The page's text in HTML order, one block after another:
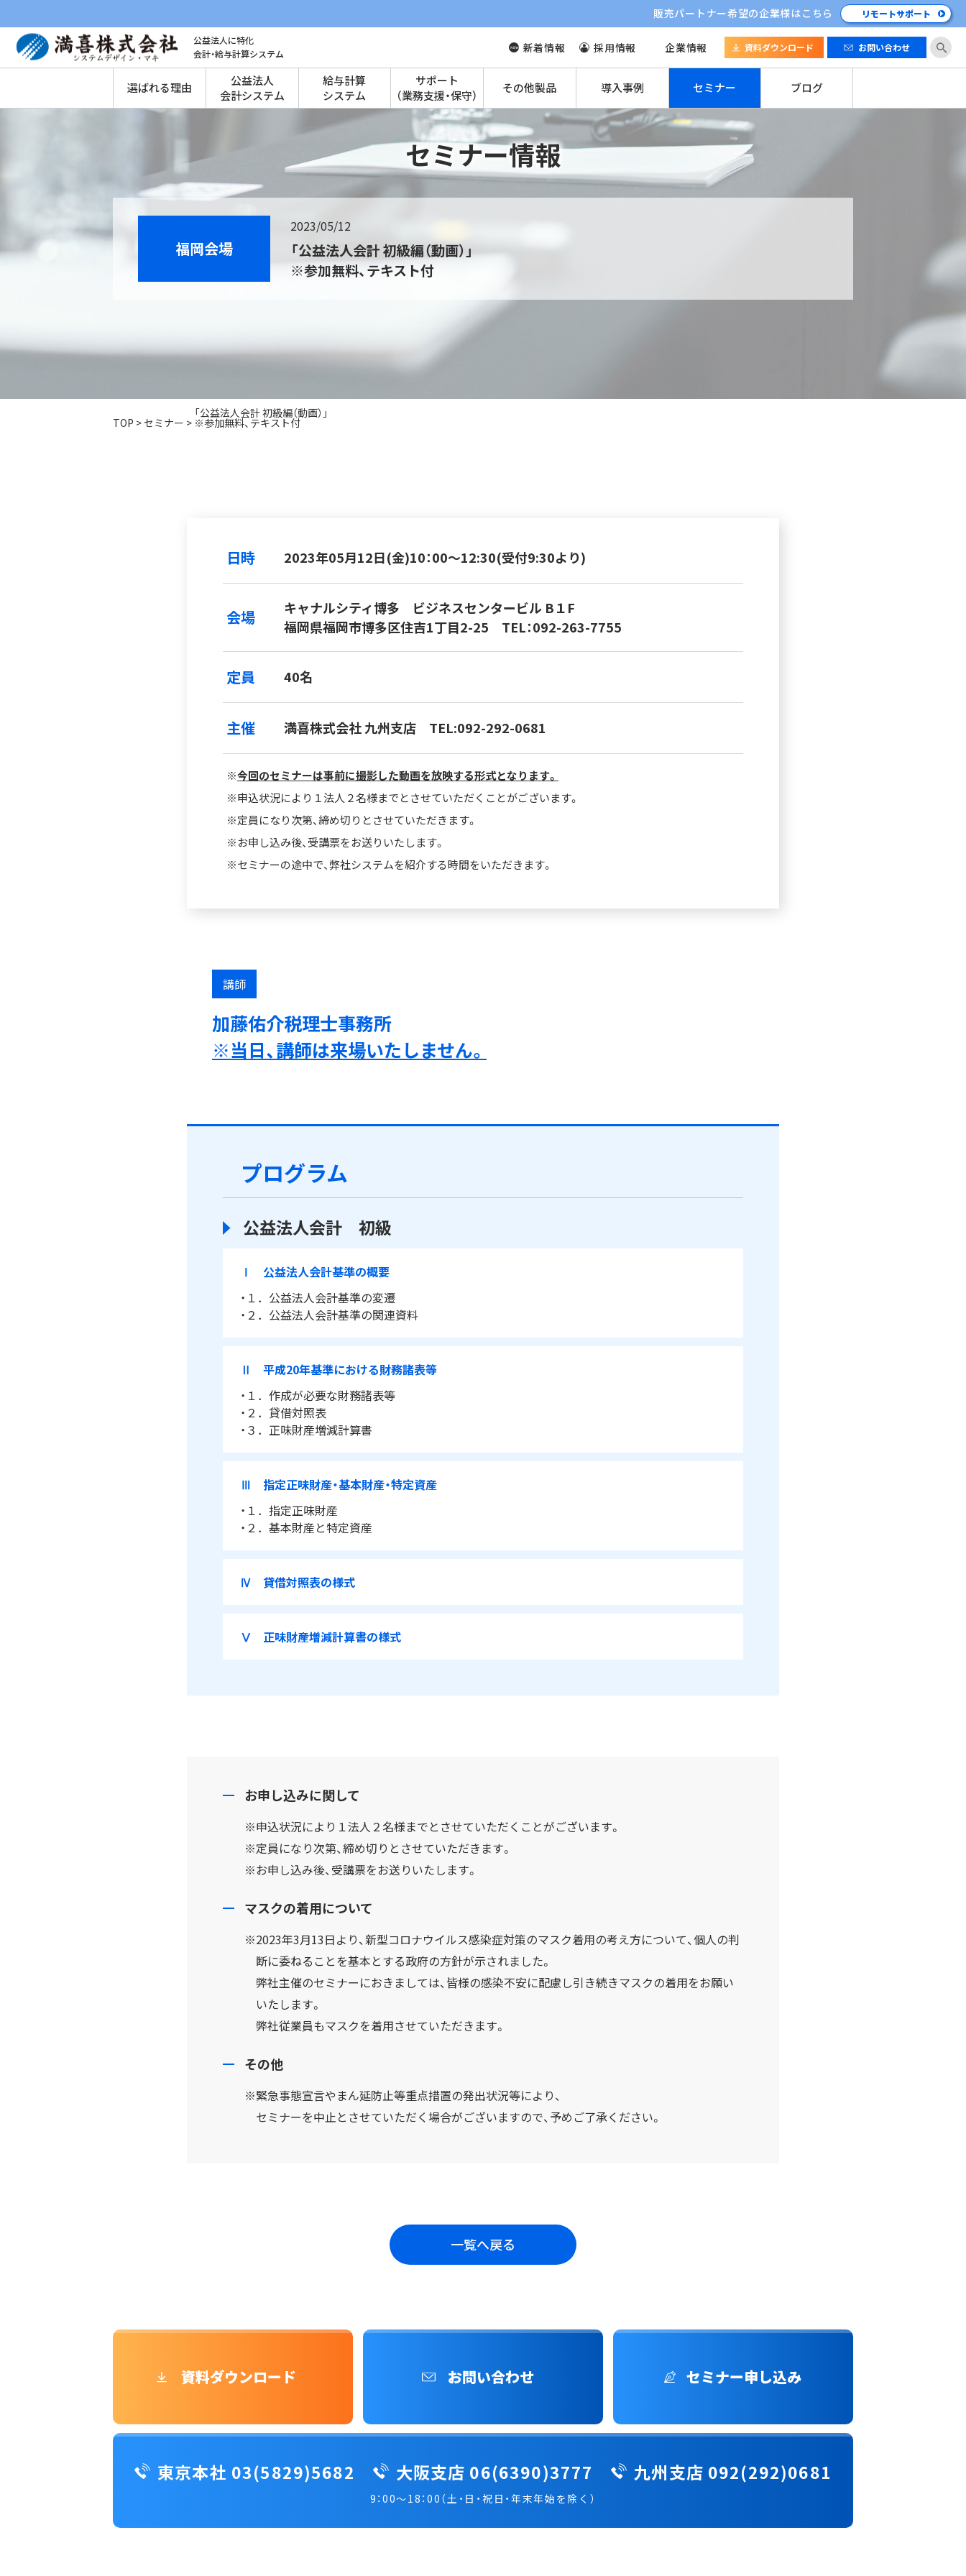
販売パートナー希望の企業様はこちら リモートサポート
公益法人に特化
会計・給与計算システム
新着情報 採用情報 企業情報 資料ダウンロード お問い合わせ
選ばれる理由
公益法人
会計システム
給与計算
システム
サポート
（業務支援・保守）
その他製品 導入事例 セミナー ブログ
セミナー情報
福岡会場
2023/05/12
「公益法人会計 初級編（動画）」
※参加無料、テキスト付
TOP >セミナー >
「公益法人会計 初級編（動画）」
※参加無料、テキスト付
日時 2023年05月12日(金)10：00～12:30(受付9:30より)
会場
キャナルシティ博多 ビジネスセンタービル B１F
福岡県福岡市博多区住吉1丁目2-25 TEL：092-263-7755
定員 40名
主催 満喜株式会社 九州支店 TEL:092-292-0681
※今回のセミナーは事前に撮影した動画を放映する形式となります。
※申込状況により１法人２名様までとさせていただくことがございます。
※定員になり次第、締め切りとさせていただきます。
※お申し込み後、受講票をお送りいたします。
※セミナーの途中で、弊社システムを紹介する時間をいただきます。
講師
加藤佑介税理士事務所
※当日、講師は来場いたしません。
プログラム
公益法人会計 初級
Ⅰ 公益法人会計基準の概要
・１．公益法人会計基準の変遷
・２．公益法人会計基準の関連資料
Ⅱ 平成20年基準における財務諸表等
・１．作成が必要な財務諸表等
・２．貸借対照表
・３．正味財産増減計算書
Ⅲ 指定正味財産・基本財産・特定資産
・１．指定正味財産
・２．基本財産と特定資産
Ⅳ 貸借対照表の様式
Ⅴ 正味財産増減計算書の様式
お申し込みに関して
※申込状況により１法人２名様までとさせていただくことがございます。
※定員になり次第、締め切りとさせていただきます。
※お申し込み後、受講票をお送りいたします。
マスクの着用について
※2023年3月13日より、新型コロナウイルス感染症対策のマスク着用の考え方について、個人の判
断に委ねることを基本とする政府の方針が示されました。
弊社主催のセミナーにおきましては、皆様の感染不安に配慮し引き続きマスクの着用をお願い
いたします。
弊社従業員もマスクを着用させていただきます。
その他
※緊急事態宣言やまん延防止等重点措置の発出状況等により、
セミナーを中止とさせていただく場合がございますので、予めご了承ください。
一覧へ戻る
資料ダウンロード お問い合わせ セミナー申し込み
東京本社 03(5829)5682 大阪支店 06(6390)3777 九州支店 092(292)0681
9：00～18：00（土・日・祝日・年末年始を除く）